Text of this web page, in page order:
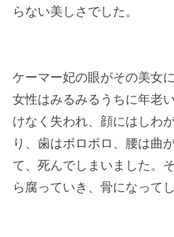
らない美しさでした。
ケーマー妃の眼がその美女
女性はみるみるうちに年老
けなく失われ、顔にはしわ
り、歯はボロボロ、腰は曲
て、死んでしまいました。
ら腐っていき、骨になって